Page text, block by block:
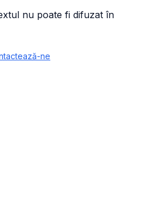
nu poate fi difuzat în
ne